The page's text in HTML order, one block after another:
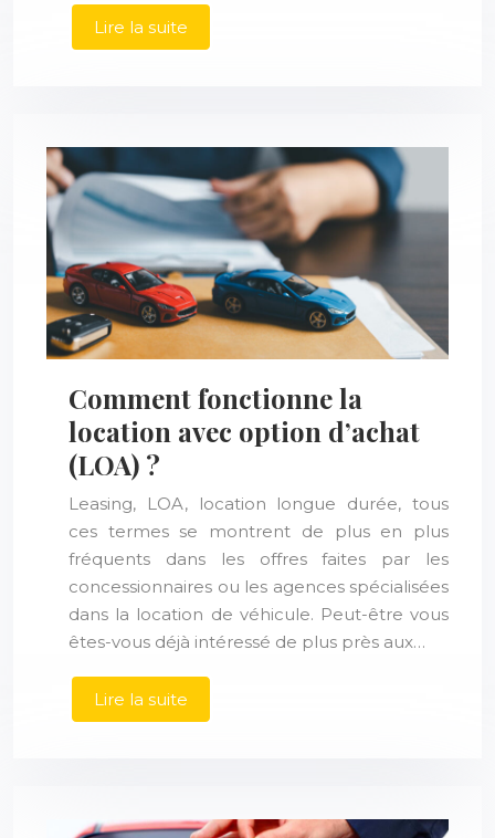
Lire la suite
Comment fonctionne la
location avec option d’achat
(LOA) ?
Leasing, LOA, location longue durée, tous
ces termes se montrent de plus en plus
fréquents dans les offres faites par les
concessionnaires ou les agences spécialisées
dans la location de véhicule. Peut-être vous
êtes-vous déjà intéressé de plus près aux…
Lire la suite